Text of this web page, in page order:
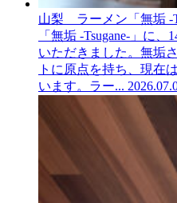
山梨 ラーメン「無垢 -
「無垢 -Tsugane-」に
いただきました。無垢
トに原点を持ち、現在
います。ラー...